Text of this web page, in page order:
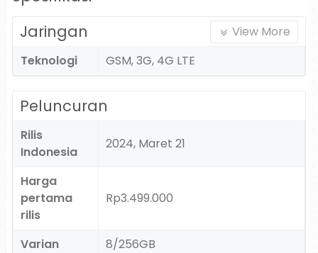
Jaringan
Teknologi GSM, 3G, 4G LTE
View More
Peluncuran
Rilis
Indonesia
2024, Maret 21
Harga
pertama
rilis
Rp3.499.000
Varian
8/256GB